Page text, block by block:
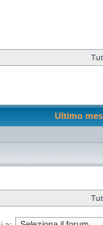
Ultimo